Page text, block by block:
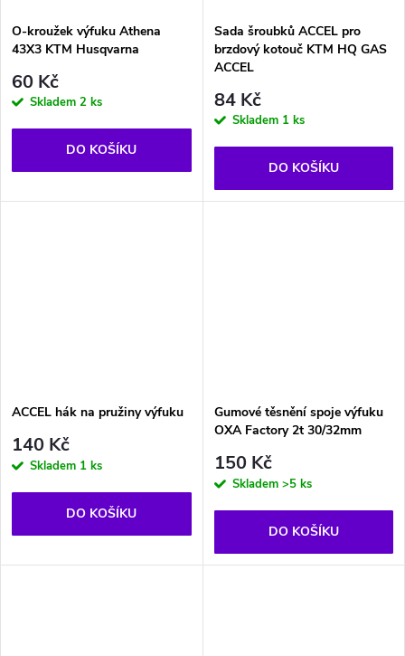
O-kroužek výfuku Athena
43X3 KTM Husqvarna
60 Kč
Skladem 2 ks
DO KOŠÍKU
Sada šroubků ACCEL pro
brzdový kotouč KTM HQ GAS
ACCEL
84 Kč
Skladem 1 ks
DO KOŠÍKU
ACCEL hák na pružiny výfuku
140 Kč
Skladem 1 ks
DO KOŠÍKU
Gumové těsnění spoje výfuku
OXA Factory 2t 30/32mm
150 Kč
Skladem >5 ks
DO KOŠÍKU